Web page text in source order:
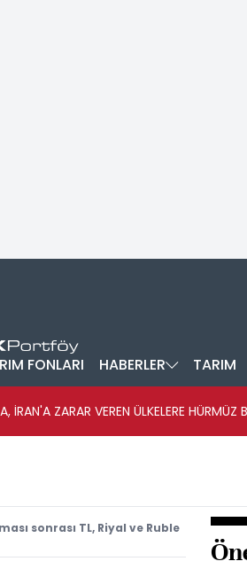
FONLARI HABERLER TARIM
ZARAR VEREN ÜLKELERE
sonrası TL, Riyal ve Ruble